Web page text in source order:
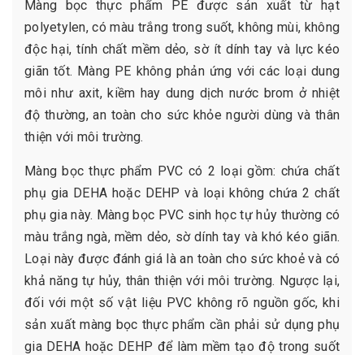
Màng bọc thực phẩm PE được sản xuất từ hạt
polyetylen, có màu trắng trong suốt, không mùi, không
độc hại, tính chất mềm dẻo, sờ ít dính tay và lực kéo
giãn tốt. Màng PE không phản ứng với các loại dung
môi như axit, kiềm hay dung dịch nước brom ở nhiệt
độ thường, an toàn cho sức khỏe người dùng và thân
thiện với môi trường.
Màng bọc thực phẩm PVC có 2 loại gồm: chứa chất
phụ gia DEHA hoặc DEHP và loại không chứa 2 chất
phụ gia này. Màng bọc PVC sinh học tự hủy thường có
màu trắng ngà, mềm dẻo, sờ dính tay và khó kéo giãn.
Loại này được đánh giá là an toàn cho sức khoẻ và có
khả năng tự hủy, thân thiện với môi trường. Ngược lại,
đối với một số vật liệu PVC không rõ nguồn gốc, khi
sản xuất màng bọc thực phẩm cần phải sử dụng phụ
gia DEHA hoặc DEHP để làm mềm tạo độ trong suốt